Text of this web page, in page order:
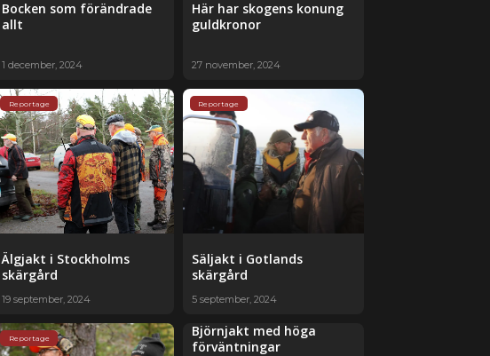
Bocken som förändrade
allt
1 december, 2024
Här har skogens konung
guldkronor
27 november, 2024
Reportage
Älgjakt i Stockholms
skärgård
19 september, 2024
Reportage
Säljakt i Gotlands
skärgård
5 september, 2024
Reportage
Björnjakt med höga
förväntningar